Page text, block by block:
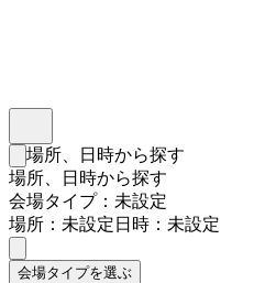
検索フォームを閉じる
場所、日時から探す
場所、日時から探す
会場タイプ：未設定
場所：未設定日時：未設定
会場タイプを選ぶ